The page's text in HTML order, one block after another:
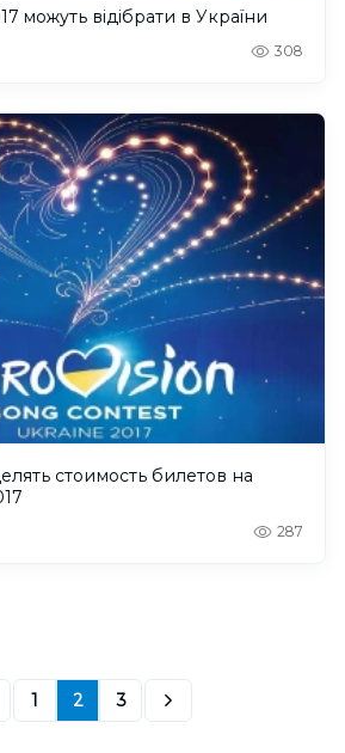
можуть відібрати в України
308
стоимость билетов на
287
1 2 3